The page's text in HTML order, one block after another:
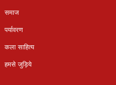
समाज
पर्यावरण
कला साहित्य
हमसे जुड़िये